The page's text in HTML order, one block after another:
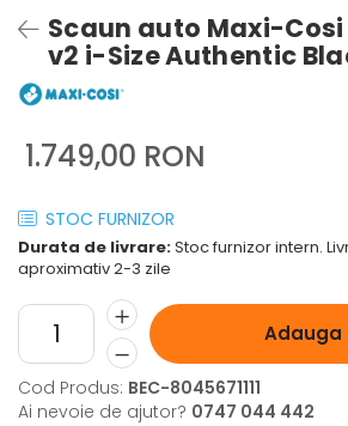
Scaun auto Maxi-Cosi
v2 i-Size Authentic
1.749,00 RON
STOC FURNIZOR
Durata de livrare:Stoc furnizor intern.
aproximativ 2-3 zile
Adauga
Cod Produs: BEC-8045671111
Ai nevoie de ajutor? 0747 044 442